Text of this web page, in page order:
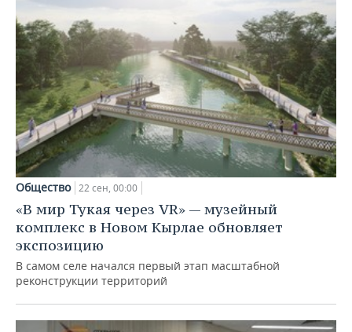
Общество 22 сен, 00:00
«В мир Тукая через VR» — музейный
комплекс в Новом Кырлае обновляет
экспозицию
В самом селе начался первый этап масштабной
реконструкции территорий